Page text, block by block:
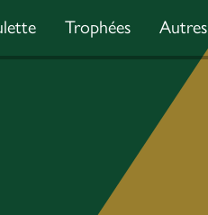
Trophées Autres